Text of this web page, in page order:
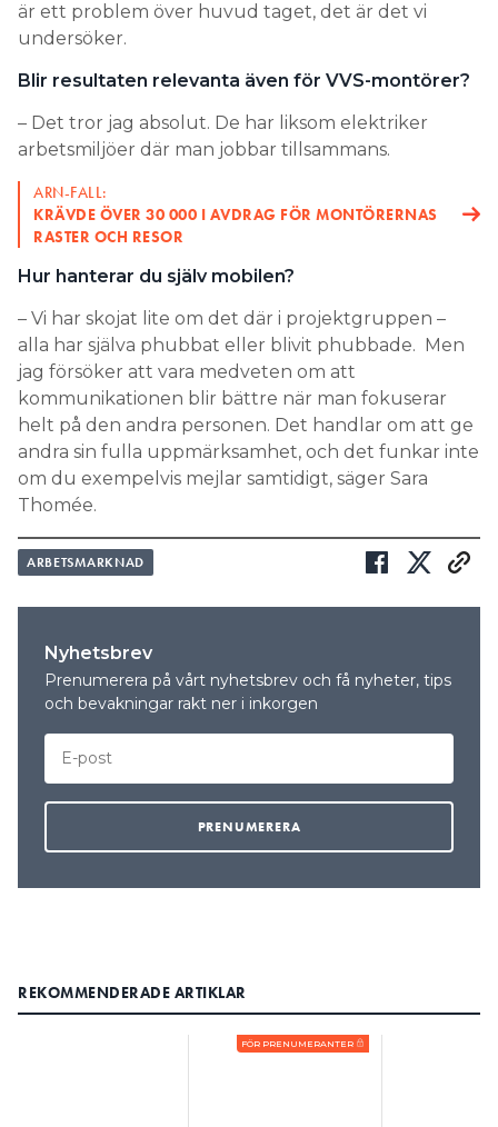
är ett problem över huvud taget, det är det vi
undersöker.
Blir resultaten relevanta även för VVS-montörer?
– Det tror jag absolut. De har liksom elektriker
arbetsmiljöer där man jobbar tillsammans.
ARN-FALL:
KRÄVDE ÖVER 30 000 I AVDRAG FÖR MONTÖRERNAS
RASTER OCH RESOR
Hur hanterar du själv mobilen?
– Vi har skojat lite om det där i projektgruppen –
alla har själva phubbat eller blivit phubbade. Men
jag försöker att vara medveten om att
kommunikationen blir bättre när man fokuserar
helt på den andra personen. Det handlar om att ge
andra sin fulla uppmärksamhet, och det funkar inte
om du exempelvis mejlar samtidigt, säger Sara
Thomée.
ARBETSMARKNAD
Nyhetsbrev
Prenumerera på vårt nyhetsbrev och få nyheter, tips
och bevakningar rakt ner i inkorgen
REKOMMENDERADE ARTIKLAR
FÖR PRENUMERANTER